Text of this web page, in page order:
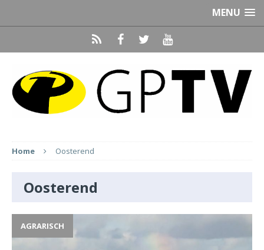
MENU
Home Oosterend
Oosterend
AGRARISCH